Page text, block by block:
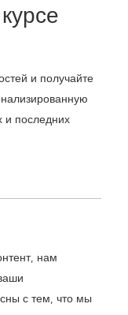
и получайте
и последних
нам
с тем, что мы